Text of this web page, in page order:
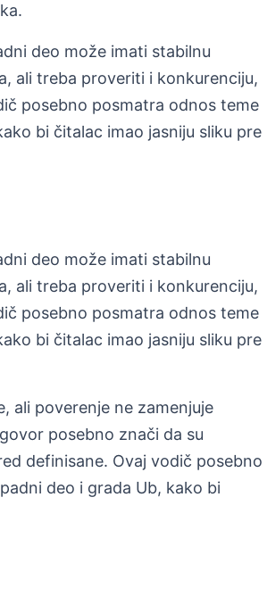
deo može imati stabilnu
ali treba proveriti i konkurenciju,
posebno posmatra odnos teme
bi čitalac imao jasniju sliku pre
deo može imati stabilnu
ali treba proveriti i konkurenciju,
posebno posmatra odnos teme
bi čitalac imao jasniju sliku pre
ali poverenje ne zamenjuje
posebno znači da su
definisane. Ovaj vodič posebno
deo i grada Ub, kako bi